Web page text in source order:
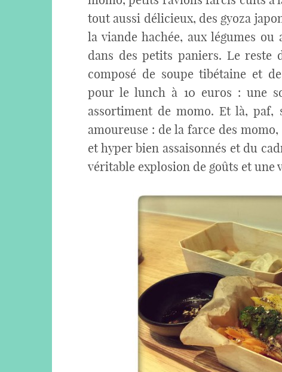
tout aussi délicieux, des gyoza
la viande hachée, aux légumes
dans des petits paniers. Le
composé de soupe tibétaine et
pour le lunch à 10 euros : une
assortiment de momo. Et là, paf,
amoureuse : de la farce des
et hyper bien assaisonnés et du
véritable explosion de goûts et une